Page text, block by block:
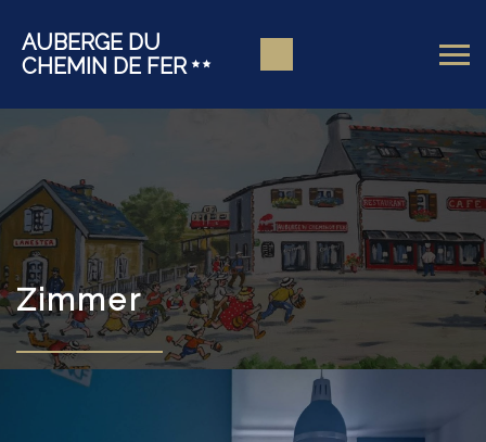
AUBERGE DU
CHEMIN DE FER
Zimmer